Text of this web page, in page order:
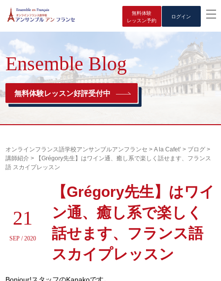
無料体験
レッスン予約
ログイン
Ensemble Blog
無料体験レッスン好評受付中
オンラインフランス語学校アンサンブルアンフランセ >A la Cafet’ > ブログ >
講師紹介 >
【Grégory先生】はワイン通、癒し系で楽しく話せます、フランス
語 スカイプレッスン
21
SEP / 2020
【Grégory先生】はワイ
ン通、癒し系で楽しく
話せます、フランス語
スカイプレッスン